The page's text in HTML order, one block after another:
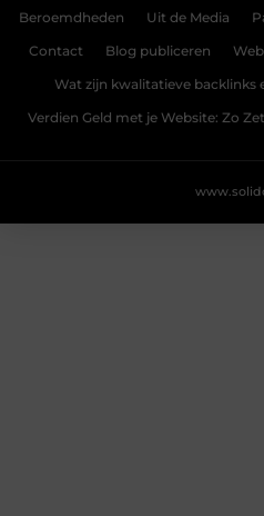
Beroemdheden Uit de Media
Contact Blog publiceren
Wat zijn kwalitatieve backlinks
Verdien Geld met je Website: Zo